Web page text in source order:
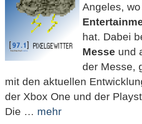
Angeles,
hat. Dabei
Messe und
der Messe,
mit den aktuellen
der Xbox One und der
Die … mehr